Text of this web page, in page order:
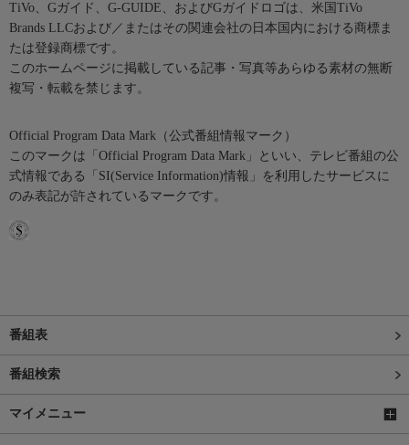
TiVo、Gガイド、G-GUIDE、およびGガイドロゴは、米国TiVo
Brands LLCおよび／またはその関連会社の日本国内における商標ま
たは登録商標です。
このホームページに掲載している記事・写真等あらゆる素材の無断
複写・転載を禁じます。
Official Program Data Mark（公式番組情報マーク）
このマークは「Official Program Data Mark」といい、テレビ番組の公
式情報である「SI(Service Information)情報」を利用したサービスに
のみ表記が許されているマークです。
番組表
番組検索
マイメニュー